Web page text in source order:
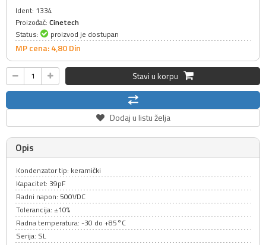
Ident: 1334
Proizođač: Cinetech
Status:
proizvod je dostupan
MP cena: 4,80Din
Stavi u korpu
Dodaj u listu želja
Opis
Kondenzator tip: keramički
Kapacitet: 39pF
Radni napon: 500VDC
Tolerancija: ±10%
Radna temperatura: -30 do +85°C
Serija: SL